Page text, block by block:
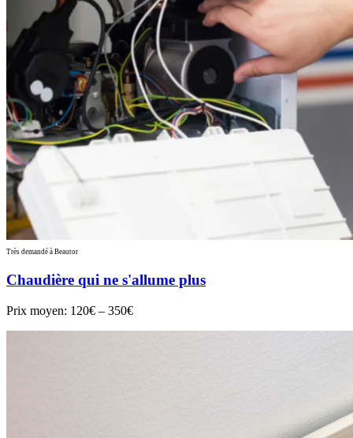
Très demandé à Beautor
Chaudière qui ne s'allume plus
Prix moyen: 120€ – 350€